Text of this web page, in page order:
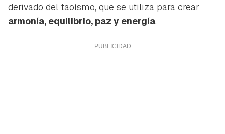
derivado del taoísmo, que se utiliza para crear
armonía, equilibrio, paz y energía.